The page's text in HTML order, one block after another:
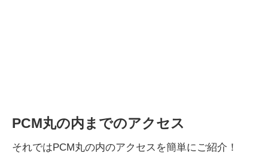
PCM丸の内までのアクセス
それではPCM丸の内のアクセスを簡単にご紹介！